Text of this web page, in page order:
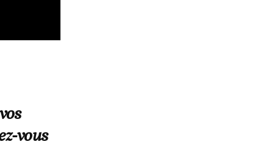
vous